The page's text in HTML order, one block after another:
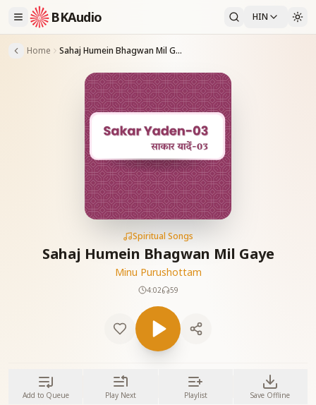
BKAudio HIN
Home Sahaj Humein Bhagwan Mil Gaye
Spiritual Songs
Sahaj Humein Bhagwan Mil Gaye
Minu Purushottam
4:02 59
Add to Queue Play Next Playlist Save Offline